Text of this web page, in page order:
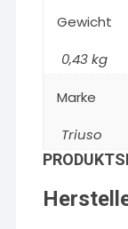
Gewicht
0,43 kg
Marke
Triuso